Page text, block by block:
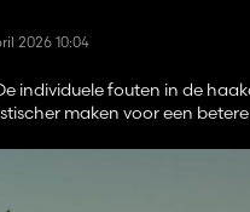
2026 10:04
individuele fouten in de
maken voor een